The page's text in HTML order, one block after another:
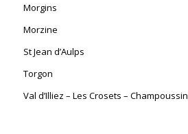
Morgins
Morzine
St Jean d’Aulps
Torgon
Val d’Illiez – Les Crosets – Champoussin